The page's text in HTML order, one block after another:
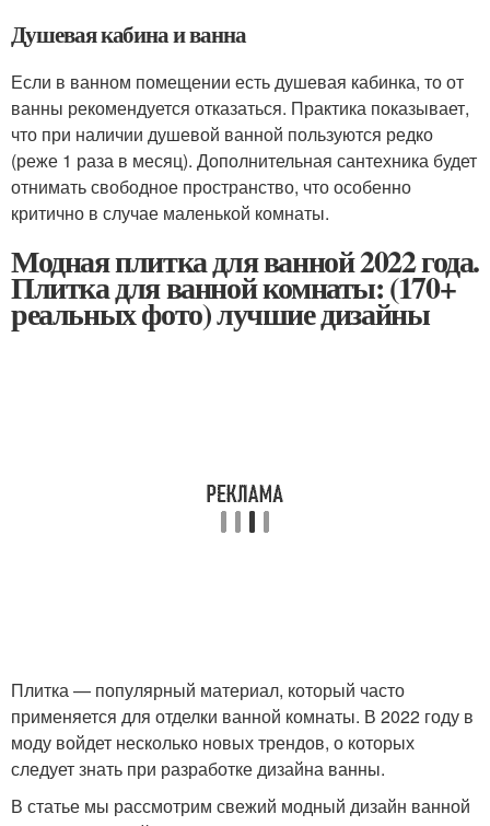
Душевая кабина и ванна
Если в ванном помещении есть душевая кабинка, то от
ванны рекомендуется отказаться. Практика показывает,
что при наличии душевой ванной пользуются редко
(реже 1 раза в месяц). Дополнительная сантехника будет
отнимать свободное пространство, что особенно
критично в случае маленькой комнаты.
Модная плитка для ванной 2022 года.
Плитка для ванной комнаты: (170+
реальных фото) лучшие дизайны
Плитка — популярный материал, который часто
применяется для отделки ванной комнаты. В 2022 году в
моду войдет несколько новых трендов, о которых
следует знать при разработке дизайна ванны.
В статье мы рассмотрим свежий модный дизайн ванной